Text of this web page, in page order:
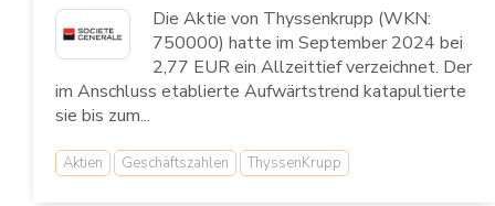
Die Aktie von Thyssenkrupp (WKN:
750000) hatte im September 2024 bei
2,77 EUR ein Allzeittief verzeichnet. Der
im Anschluss etablierte Aufwärtstrend katapultierte
sie bis zum...
Aktien Geschäftszahlen ThyssenKrupp